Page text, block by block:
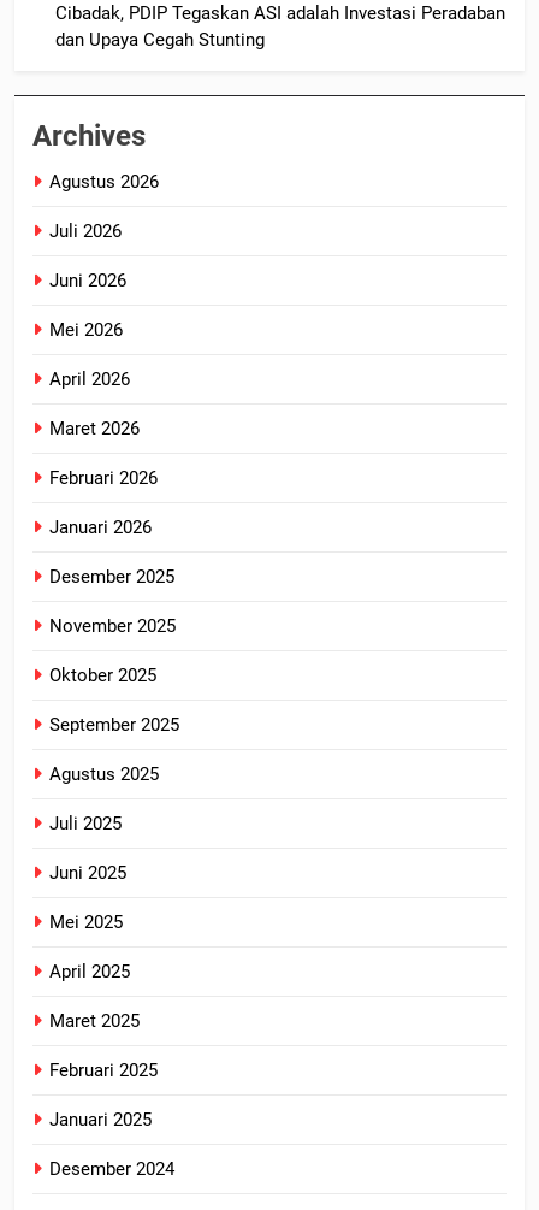
Cibadak, PDIP Tegaskan ASI adalah Investasi Peradaban
dan Upaya Cegah Stunting
Archives
Agustus 2026
Juli 2026
Juni 2026
Mei 2026
April 2026
Maret 2026
Februari 2026
Januari 2026
Desember 2025
November 2025
Oktober 2025
September 2025
Agustus 2025
Juli 2025
Juni 2025
Mei 2025
April 2025
Maret 2025
Februari 2025
Januari 2025
Desember 2024